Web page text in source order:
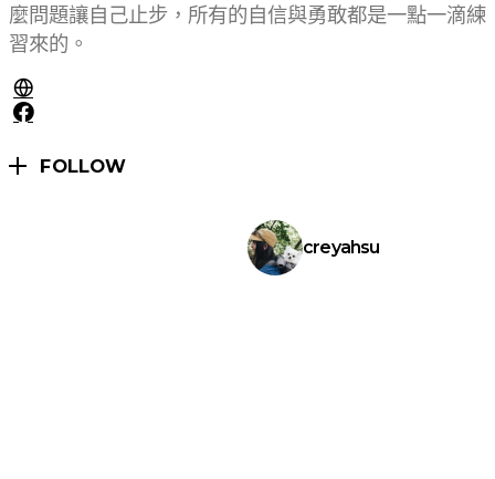
麼問題讓自己止步，所有的自信與勇敢都是一點一滴練
習來的。
FOLLOW
creyahsu